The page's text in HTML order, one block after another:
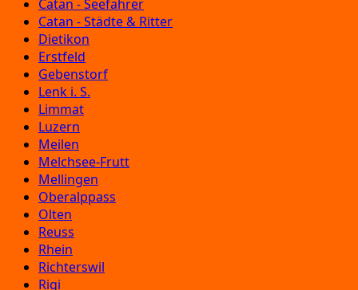
Catan - Seefahrer
Catan - Städte & Ritter
Dietikon
Erstfeld
Gebenstorf
Lenk i. S.
Limmat
Luzern
Meilen
Melchsee-Frutt
Mellingen
Oberalppass
Olten
Reuss
Rhein
Richterswil
Rigi